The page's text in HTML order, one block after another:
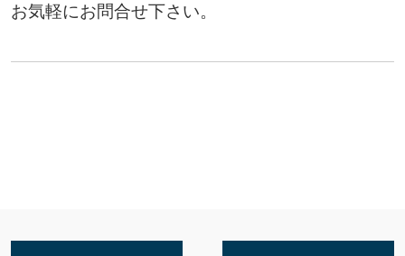
お気軽にお問合せ下さい。